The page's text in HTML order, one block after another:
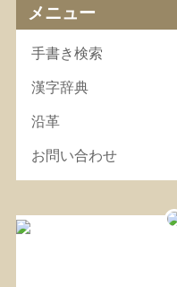
メニュー
手書き検索
漢字辞典
沿革
お問い合わせ